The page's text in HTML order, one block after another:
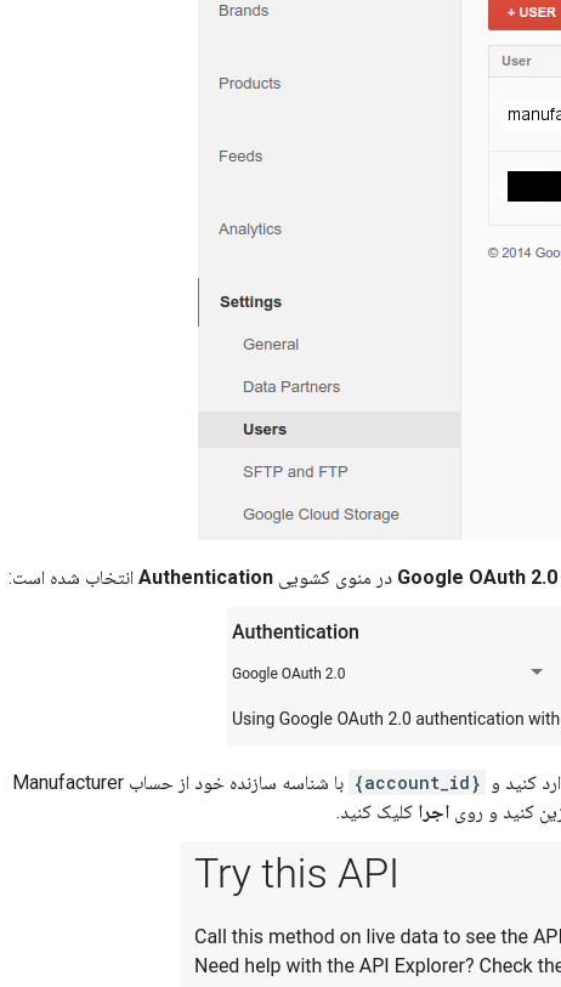
Google OAuth 2.0 در منوی کشویی Authentication انتخاب شده است:
کنید و {account_id}
با شناسه سازنده خود از حساب Manufacturer
اجرا کلیک کنید.